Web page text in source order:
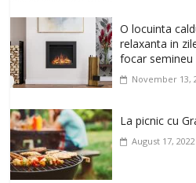
Un ten
antirid
elastica.
February 6,
O locuinta
relaxanta in
focar
November 13,
La picnic cu
August 17, 2022